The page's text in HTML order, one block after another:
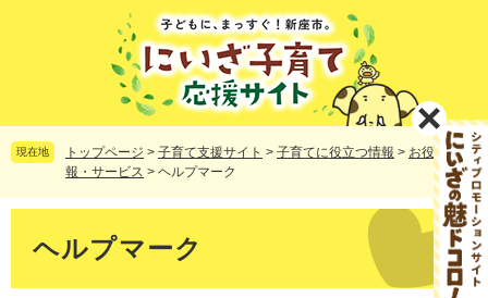
頭
で
飛
ば現在地 トップページ > 子育て支援サイト > 子育てに役立つ情報 > お役立ち情
報・サービス > ヘルプマーク
ヘルプマーク